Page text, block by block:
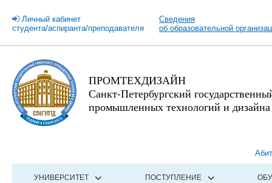
Личный кабинет
студента/аспиранта/преподавателя
Сведения
об образовательной
ПРОМТЕХДИЗАЙН
Санкт-Петербургский
промышленных технологий и дизайна
УНИВЕРСИТЕТ ПОСТУПЛЕНИЕ